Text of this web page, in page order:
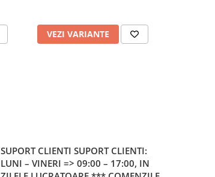
VEZI VARIANTE
SUPORT CLIENTI SUPORT CLIENTI:
LUNI – VINERI => 09:00 – 17:00, IN